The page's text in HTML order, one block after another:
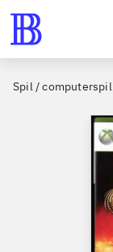
Spil / computerspil